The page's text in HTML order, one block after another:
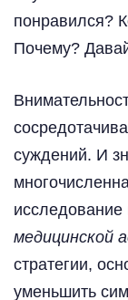
понравился?
Почему?
суждений. И
исследование
медицинской
стратегии,
уменьшить